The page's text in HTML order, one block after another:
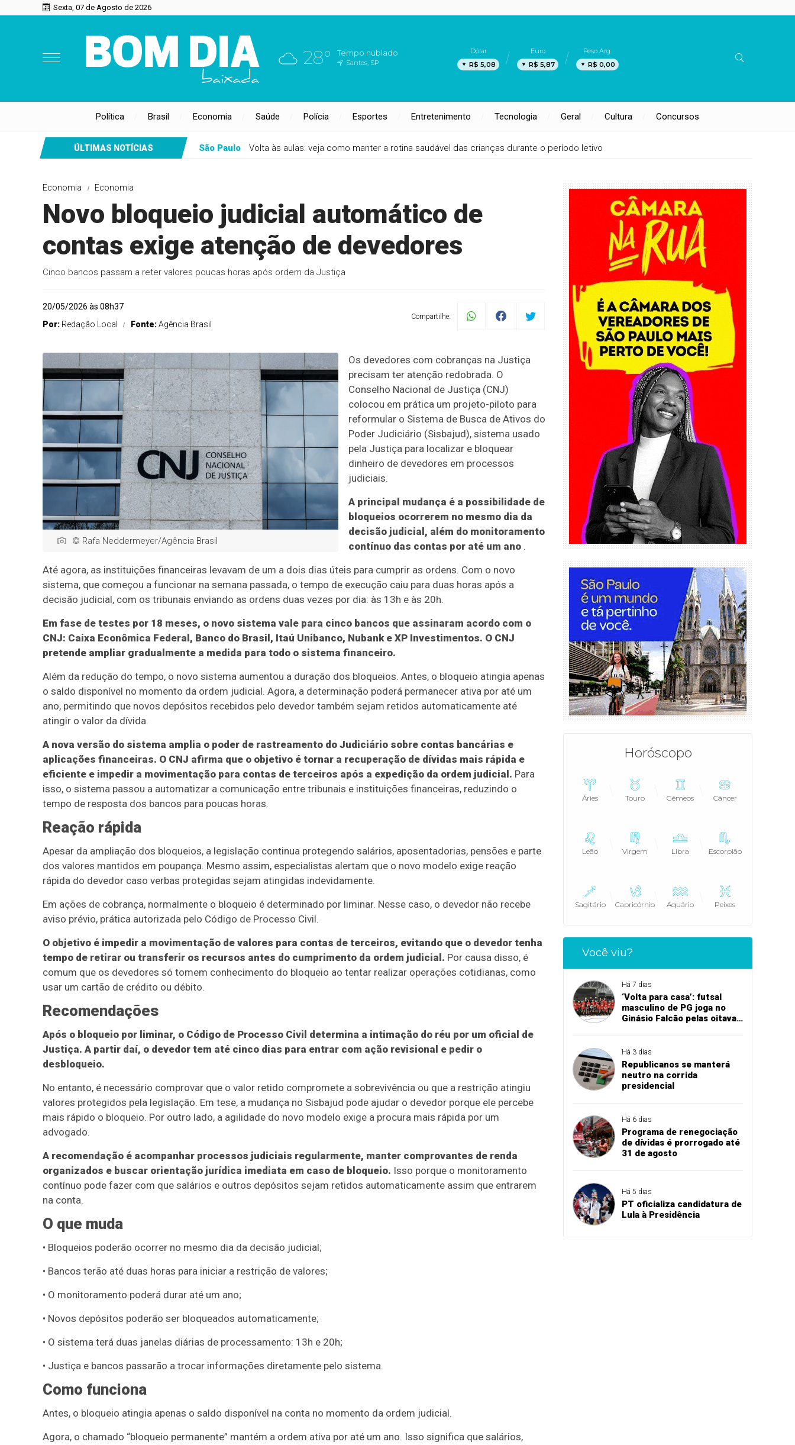
Sexta, 07 de Agosto de 2026
28° Tempo nublado
Santos, SP
Dólar
R$ 5,08
Euro
R$ 5,87
Peso Arg.
R$ 0,00
Política Brasil Economia Saúde Polícia Esportes Entretenimento Tecnologia Geral Cultura Concursos
ÚLTIMAS NOTÍCIAS São Paulo Volta às aulas: veja como manter a rotina saudável das crianças durante o período letivo
Economia Economia
Novo bloqueio judicial automático de
contas exige atenção de devedores
Cinco bancos passam a reter valores poucas horas após ordem da Justiça
20/05/2026 às 08h37
Por: Redaçâo Local Fonte:Agência Brasil
Compartilhe:
© Rafa Neddermeyer/Agência Brasil
Os devedores com cobranças na Justiça
precisam ter atenção redobrada. O
Conselho Nacional de Justiça (CNJ)
colocou em prática um projeto-piloto para
reformular o Sistema de Busca de Ativos do
Poder Judiciário (Sisbajud), sistema usado
pela Justiça para localizar e bloquear
dinheiro de devedores em processos
judiciais.
A principal mudança é a possibilidade de
bloqueios ocorrerem no mesmo dia da
decisão judicial, além do monitoramento
contínuo das contas por até um ano .
Até agora, as instituições financeiras levavam de um a dois dias úteis para cumprir as ordens. Com o novo
sistema, que começou a funcionar na semana passada, o tempo de execução caiu para duas horas após a
decisão judicial, com os tribunais enviando as ordens duas vezes por dia: às 13h e às 20h.
Em fase de testes por 18 meses, o novo sistema vale para cinco bancos que assinaram acordo com o
CNJ: Caixa Econômica Federal, Banco do Brasil, Itaú Unibanco, Nubank e XP Investimentos. O CNJ
pretende ampliar gradualmente a medida para todo o sistema financeiro.
Além da redução do tempo, o novo sistema aumentou a duração dos bloqueios. Antes, o bloqueio atingia apenas
o saldo disponível no momento da ordem judicial. Agora, a determinação poderá permanecer ativa por até um
ano, permitindo que novos depósitos recebidos pelo devedor também sejam retidos automaticamente até
atingir o valor da dívida.
A nova versão do sistema amplia o poder de rastreamento do Judiciário sobre contas bancárias e
aplicações financeiras. O CNJ afirma que o objetivo é tornar a recuperação de dívidas mais rápida e
eficiente e impedir a movimentação para contas de terceiros após a expedição da ordem judicial. Para
isso, o sistema passou a automatizar a comunicação entre tribunais e instituições financeiras, reduzindo o
tempo de resposta dos bancos para poucas horas.
Reação rápida
Apesar da ampliação dos bloqueios, a legislação continua protegendo salários, aposentadorias, pensões e parte
dos valores mantidos em poupança. Mesmo assim, especialistas alertam que o novo modelo exige reação
rápida do devedor caso verbas protegidas sejam atingidas indevidamente.
Em ações de cobrança, normalmente o bloqueio é determinado por liminar. Nesse caso, o devedor não recebe
aviso prévio, prática autorizada pelo Código de Processo Civil.
O objetivo é impedir a movimentação de valores para contas de terceiros, evitando que o devedor tenha
tempo de retirar ou transferir os recursos antes do cumprimento da ordem judicial. Por causa disso, é
comum que os devedores só tomem conhecimento do bloqueio ao tentar realizar operações cotidianas, como
usar um cartão de crédito ou débito.
Recomendações
Após o bloqueio por liminar, o Código de Processo Civil determina a intimação do réu por um oficial de
Justiça. A partir daí, o devedor tem até cinco dias para entrar com ação revisional e pedir o
desbloqueio.
No entanto, é necessário comprovar que o valor retido compromete a sobrevivência ou que a restrição atingiu
valores protegidos pela legislação. Em tese, a mudança no Sisbajud pode ajudar o devedor porque ele percebe
mais rápido o bloqueio. Por outro lado, a agilidade do novo modelo exige a procura mais rápida por um
advogado.
A recomendação é acompanhar processos judiciais regularmente, manter comprovantes de renda
organizados e buscar orientação jurídica imediata em caso de bloqueio. Isso porque o monitoramento
contínuo pode fazer com que salários e outros depósitos sejam retidos automaticamente assim que entrarem
na conta.
O que muda
• Bloqueios poderão ocorrer no mesmo dia da decisão judicial;
• Bancos terão até duas horas para iniciar a restrição de valores;
• O monitoramento poderá durar até um ano;
• Novos depósitos poderão ser bloqueados automaticamente;
• O sistema terá duas janelas diárias de processamento: 13h e 20h;
• Justiça e bancos passarão a trocar informações diretamente pelo sistema.
Como funciona
Antes, o bloqueio atingia apenas o saldo disponível na conta no momento da ordem judicial.
Agora, o chamado “bloqueio permanente” mantém a ordem ativa por até um ano. Isso significa que salários,
Horóscopo
Áries Touro Gêmeos Câncer
Leão Virgem Libra Escorpião
Sagitário Capricórnio Aquário Peixes
Você viu?
Há 7 dias
‘Volta para casa’: futsal
masculino de PG joga no
Ginásio Falcão pelas oitavas
Há 3 dias
Republicanos se manterá
neutro na corrida
presidencial
Há 6 dias
Programa de renegociação
de dívidas é prorrogado até
31 de agosto
Há 5 dias
PT oficializa candidatura de
Lula à Presidência